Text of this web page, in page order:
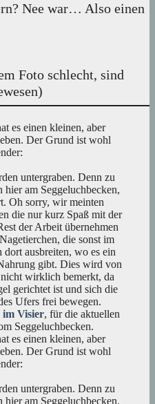
Nee war… Also einen
Foto schlecht, sind
es einen kleinen, aber
Der Grund ist wohl
untergraben. Denn zu
hier am Seggeluchbecken,
Oh sorry, wir meinten
die nur kurz Spaß mit der
der Arbeit übernehmen
die sonst im
ausbreiten, wo es ein
gibt. Dies wird von
wirklich bemerkt, da
gerichtet ist und sich die
Ufers frei bewegen.
im Visier, für die aktuellen
Seggeluchbecken.
es einen kleinen, aber
Der Grund ist wohl
untergraben. Denn zu
hier am Seggeluchbecken,